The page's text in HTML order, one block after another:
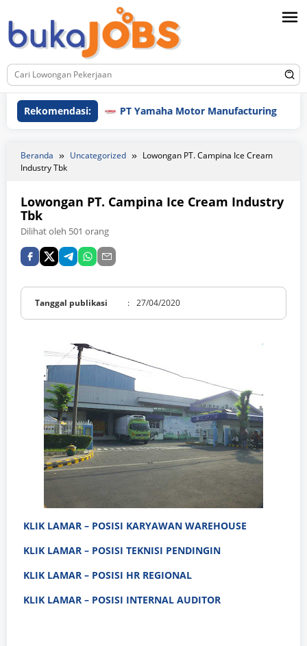
ke
konten
Rekomendasi: PT Yamaha Motor Manufacturing
Beranda Uncategorized
Lowongan PT. Campina Ice Cream
Industry Tbk
Lowongan PT. Campina Ice Cream Industry
Tbk
Dilihat oleh 501 orang
Tanggal publikasi : 27/04/2020
KLIK LAMAR – POSISI KARYAWAN WAREHOUSE
KLIK LAMAR – POSISI TEKNISI PENDINGIN
KLIK LAMAR – POSISI HR REGIONAL
KLIK LAMAR – POSISI INTERNAL AUDITOR